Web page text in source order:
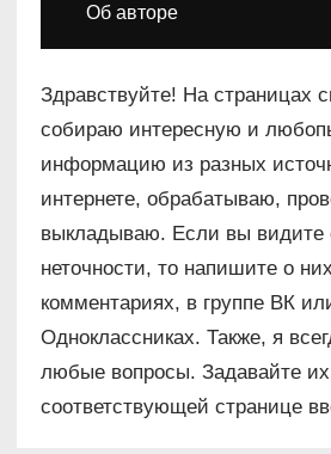
Об авторе
Здравствуйте! На страницах
собираю интересную и
информацию из разных
интернете, обрабатываю,
выкладываю. Если вы видите
неточности, то напишите о
комментариях, в группе ВК
Одноклассниках. Также, я
любые вопросы. Задавайте
соответствующей странице